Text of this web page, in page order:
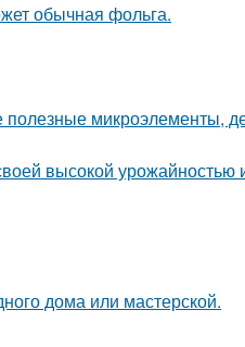
обычная фольга.
микроэлементы,
высокой урожайностью
дома или мастерской.